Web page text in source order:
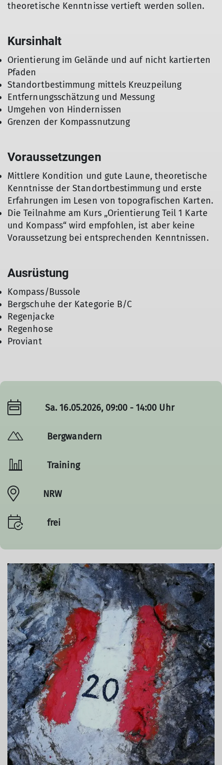
theoretische Kenntnisse vertieft werden sollen.
Kursinhalt
Orientierung im Gelände und auf nicht kartierten
Pfaden
Standortbestimmung mittels Kreuzpeilung
Entfernungsschätzung und Messung
Umgehen von Hindernissen
Grenzen der Kompassnutzung
Voraussetzungen
Mittlere Kondition und gute Laune, theoretische
Kenntnisse der Standortbestimmung und erste
Erfahrungen im Lesen von topografischen Karten.
Die Teilnahme am Kurs „Orientierung Teil 1 Karte
und Kompass“ wird empfohlen, ist aber keine
Voraussetzung bei entsprechenden Kenntnissen.
Ausrüstung
Kompass/Bussole
Bergschuhe der Kategorie B/C
Regenjacke
Regenhose
Proviant
Sa. 16.05.2026, 09:00 - 14:00 Uhr
Bergwandern
Training
NRW
frei